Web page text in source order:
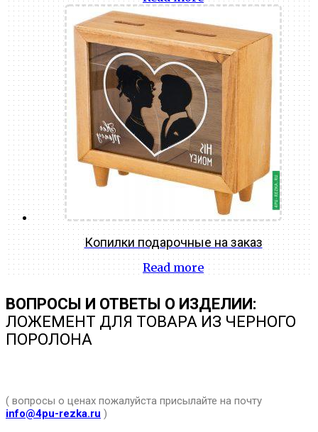
Копилки подарочные на заказ
Read more
ВОПРОСЫ И ОТВЕТЫ О ИЗДЕЛИИ:
ЛОЖЕМЕНТ ДЛЯ ТОВАРА ИЗ ЧЕРНОГО
ПОРОЛОНА
( вопросы о ценах пожалуйста присылайте на почту
info@4pu-rezka.ru )